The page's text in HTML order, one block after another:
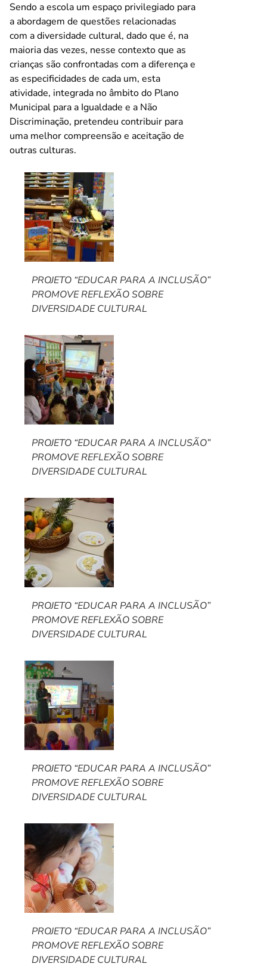
Sendo a escola um espaço privilegiado para
a abordagem de questões relacionadas
com a diversidade cultural, dado que é, na
maioria das vezes, nesse contexto que as
crianças são confrontadas com a diferença e
as especificidades de cada um, esta
atividade, integrada no âmbito do Plano
Municipal para a Igualdade e a Não
Discriminação, pretendeu contribuir para
uma melhor compreensão e aceitação de
outras culturas.
PROJETO “EDUCAR PARA A INCLUSÃO”
PROMOVE REFLEXÃO SOBRE
DIVERSIDADE CULTURAL
PROJETO “EDUCAR PARA A INCLUSÃO”
PROMOVE REFLEXÃO SOBRE
DIVERSIDADE CULTURAL
PROJETO “EDUCAR PARA A INCLUSÃO”
PROMOVE REFLEXÃO SOBRE
DIVERSIDADE CULTURAL
PROJETO “EDUCAR PARA A INCLUSÃO”
PROMOVE REFLEXÃO SOBRE
DIVERSIDADE CULTURAL
PROJETO “EDUCAR PARA A INCLUSÃO”
PROMOVE REFLEXÃO SOBRE
DIVERSIDADE CULTURAL